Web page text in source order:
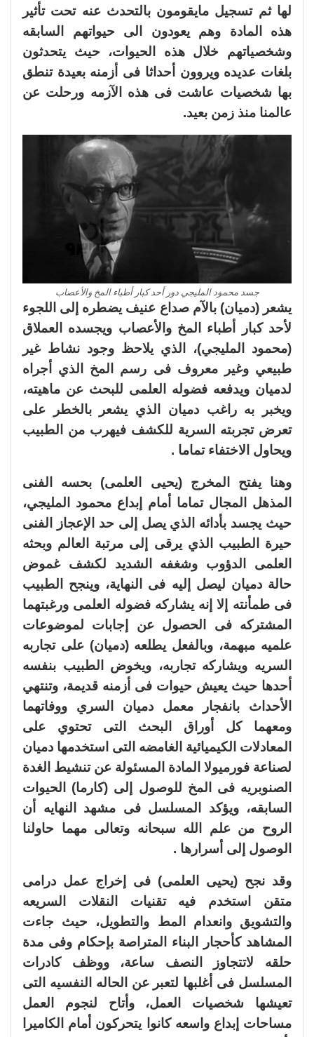
لها ثم تسجيل مايقومون بالتحدث عنه تحت تأثير
هذه المادة وهم يعودون الى حيواتهم السابقه
وشخصياتهم خلال هذه الحيوات، حيث يتحدثون
بلغات عديده ويروون أحداثا فى أزمنه بعيدة تنطق
بها شخصيات عاشت فى هذه الآزمه ورحلت عن
عالمنا منذ زمن بعيد.
جسد محمود المليجي دور أحد كبار أطباء المخ والأعصاب
يشعر (دميان) بالآم صداع عنيف يضطره إلى اللجوء
لأحد كبار أطباء المخ والأعصاب ويجسده العملاق
(محمود المليجي)، الذي يلاحظ وجود نشاط غير
طبيعي وغير معروف فى رسم المخ الذي أجراه
لدميان ويدفعه فضوله العلمى للبحث عن ماهيته،
ويخبر به راغب دميان الذي يشعر بالخطر على
تعرض تجربته السرية للكشف فيهرب من الطبيب
ويحاول الاختفاء تماما .
وهنا يفتح المخرج (يحيى العلمى) بحسه الفنى
المذهل المجال تماما أمام إبداع محمود المليجي،
حيث يجسد بأدائه الذي يصل إلى حد الإعجاز الفنى
حيرة الطبيب الذي يرقى إلى مرتبة العالم وبحثه
العلمى الدؤوب وشغفه الشديد لكشف غموض
حالة دميان ليصل إليه فى النهاية، وينجح الطبيب
فى طمأنته إلا إنه يشاركه فضوله العلمى ورغبتهما
المشتركه فى الحصول عن إجابات لموضوعات
علميه مبهمة، وبالفعل يطلعه (دميان) على تجاربه
السريه ويشاركه تجاربه، ويخوض الطبيب بنفسه
أحدها حيث يعيش حيوات فى أزمنه قديمة، وتنتهي
الأحداث بانفجار معمل دميان السري ووفاتهما
ومعهما كل أوراق البحث التى تحتوي على
المعادلات الكيميائية الغامضه التى استخدمها دميان
لصناعة فورميولا المادة المسئولة عن تنشيط الغدة
الصنوبريه فى المخ للوصول إلى (كارما) الحيوات
السابقه، ويؤكد المسلسل فى مشهد النهايه أن
الروح من علم الله سبحانه وتعالى مهما حاولنا
الوصول إلى أسرارها .
وقد نجح (يحيى العلمى) فى إخراج عمل درامى
متقن استخدم فيه تقنيات النقلات السريعه
والتشويق وانعدام المط والتطويل، حيث جاءت
المشاهد كأحجار البناء المتراصة بإحكام وفى مدة
حلقه لاتتجاوز النصف ساعة، ووظف كادرات
المسلسل فى أغلبها لتعبر عن الحاله النفسيه التى
تعيشها شخصيات العمل، وأتاح لنجوم العمل
مساحات إبداع واسعه كانوا يتحركون أمام الكاميرا